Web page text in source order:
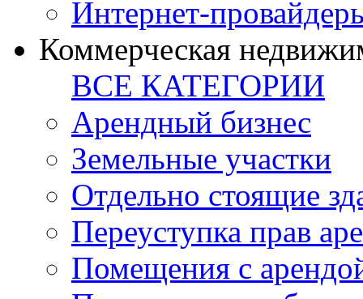
Интернет-
Коммерческая
ВСЕ КАТЕГОРИИ
Арендный бизнес
Земельные участки
Отдельно стоящие
Переуступка прав
Помещения с